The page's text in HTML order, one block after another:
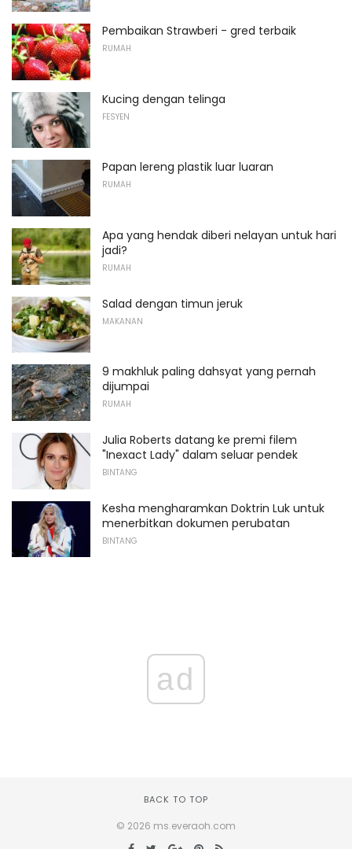
Pembaikan Strawberi - gred terbaik
RUMAH
Kucing dengan telinga
FESYEN
Papan lereng plastik luar luaran
RUMAH
Apa yang hendak diberi nelayan untuk hari
jadi?
RUMAH
Salad dengan timun jeruk
MAKANAN
9 makhluk paling dahsyat yang pernah
dijumpai
RUMAH
Julia Roberts datang ke premi filem
"Inexact Lady" dalam seluar pendek
BINTANG
Kesha mengharamkan Doktrin Luk untuk
menerbitkan dokumen perubatan
BINTANG
ad
BACK TO TOP
© 2026 ms.everaoh.com